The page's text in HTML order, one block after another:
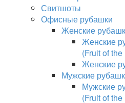
Свитшоты
Офисные рубашки
Женские
Женские
(Fruit of
Женские
Мужские
Мужские
(Fruit of